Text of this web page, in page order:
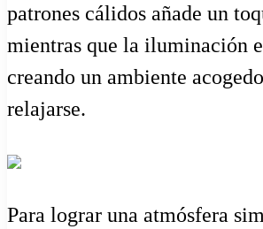
patrones cálidos añade un
mientras que la iluminación
creando un ambiente
relajarse.
Para lograr una atmósfera